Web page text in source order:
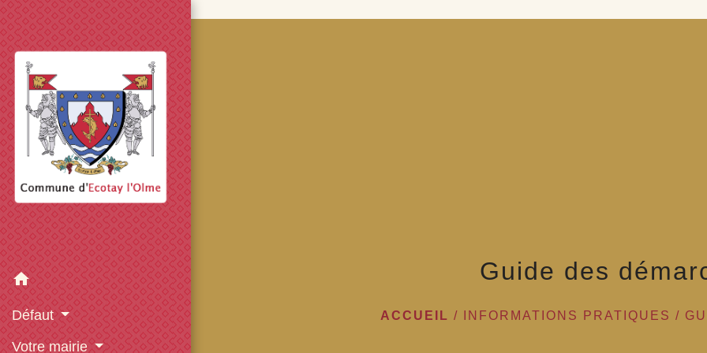
googled7e4d5fb082cc1df.html
home
Défaut
Votre mairie
Guide des
ACCUEIL / INFORMATIONS PRATIQUES /